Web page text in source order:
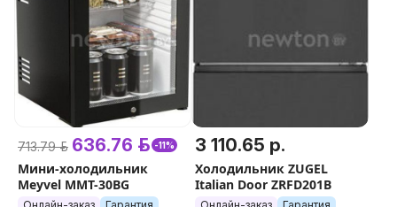
713.79 р. 636.76 р. -11%
Мини-холодильник
Meyvel MMT-30BG
3 110.65 р.
Холодильник ZUGEL
Italian Door ZRFD201B